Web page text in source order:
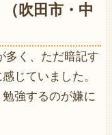
吹田市・中
多く、ただ暗記す
じていました。
強するのが嫌に